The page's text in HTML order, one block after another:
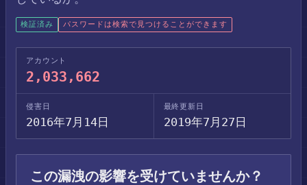
検証済み パスワードは検索で見つけることができます
アカウント
2,033,662
侵害日
2016年7月14日
最終更新日
2019年7月27日
この漏洩の影響を受けていませんか？